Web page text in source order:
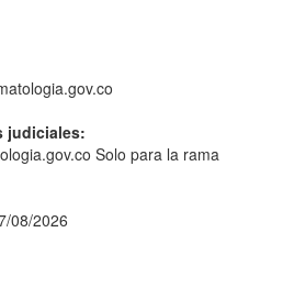
judiciales:
Solo para la rama
08/2026